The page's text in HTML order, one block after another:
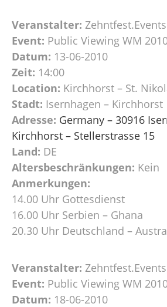
Veranstalter: Zehntfest.Events
Event: Public Viewing WM
Datum: 13-06-2010
Zeit: 14:00
Location: Kirchhorst – St.
Stadt: Isernhagen – Kirchhorst
Adresse: Germany – 30916
Kirchhorst – Stellerstrasse 15
Land: DE
Altersbeschränkungen: Kein
Anmerkungen:
14.00 Uhr Gottesdienst
16.00 Uhr Serbien – Ghana
20.30 Uhr Deutschland –
Veranstalter: Zehntfest.Events
Event: Public Viewing WM
Datum: 18-06-2010